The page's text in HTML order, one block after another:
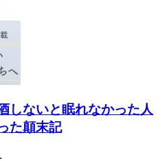
しないと眠れなかった人
た顛末記